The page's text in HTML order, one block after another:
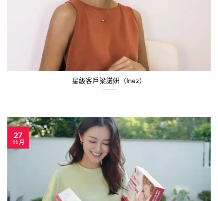
星級客戶梁諾妍（Inez）
27
11 月